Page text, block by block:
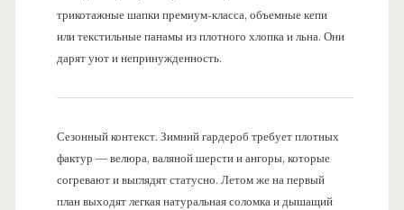
трикотажные шапки премиум-класса, объемные кепи
или текстильные панамы из плотного хлопка и льна. Они
дарят уют и непринужденность.
Сезонный контекст. Зимний гардероб требует плотных
фактур — велюра, валяной шерсти и ангоры, которые
согревают и выглядят статусно. Летом же на первый
план выходят легкая натуральная соломка и дышащий